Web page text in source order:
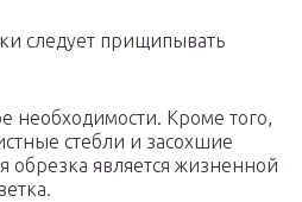
следует прищипывать
необходимости. Кроме того,
стебли и засохшие
обрезка является жизненной